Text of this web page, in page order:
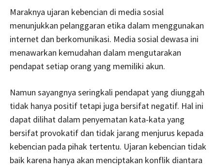
Maraknya ujaran kebencian di media sosial
menunjukkan pelanggaran etika dalam menggunakan
internet dan berkomunikasi. Media sosial dewasa ini
menawarkan kemudahan dalam mengutarakan
pendapat setiap orang yang memiliki akun.
Namun sayangnya seringkali pendapat yang diunggah
tidak hanya positif tetapi juga bersifat negatif. Hal ini
dapat dilihat dalam penyematan kata-kata yang
bersifat provokatif dan tidak jarang menjurus kepada
kebencian pada pihak tertentu. Ujaran kebencian tidak
baik karena hanya akan menciptakan konflik diantara